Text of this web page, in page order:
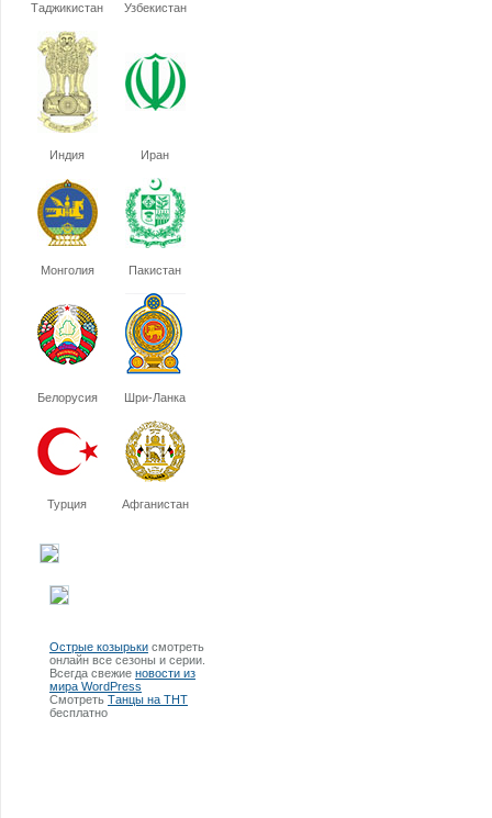
Таджикистан Узбекистан
Индия Иран
Монголия Пакистан
Белорусия Шри-Ланка
Турция Афганистан
Острые козырьки смотреть
онлайн все сезоны и серии.
Всегда свежие новости из
мира WordPress
Смотреть Танцы на ТНТ
бесплатно